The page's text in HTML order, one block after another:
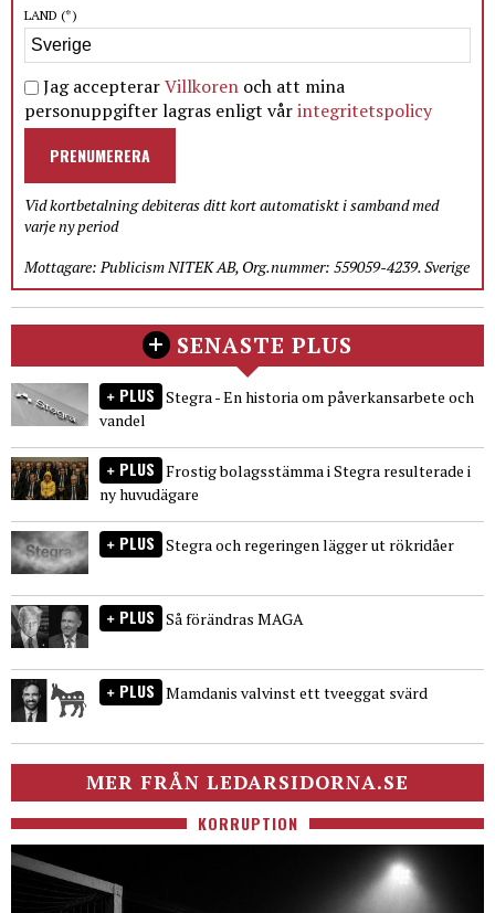
LAND (*)
Jag accepterarVillkoren och att mina
personuppgifter lagras enligt vårintegritetspolicy
PRENUMERERA
Vid kortbetalning debiteras ditt kort automatiskt i samband med
varje ny period
Mottagare: Publicism NITEK AB, Org.nummer: 559059-4239. Sverige
SENASTE PLUS
PLUS Stegra - En historia om påverkansarbete och
vandel
PLUS Frostig bolagsstämma i Stegra resulterade i
ny huvudägare
PLUS Stegra och regeringen lägger ut rökridåer
PLUS Så förändras MAGA
PLUS Mamdanis valvinst ett tveeggat svärd
MER FRÅN LEDARSIDORNA.SE
KORRUPTION